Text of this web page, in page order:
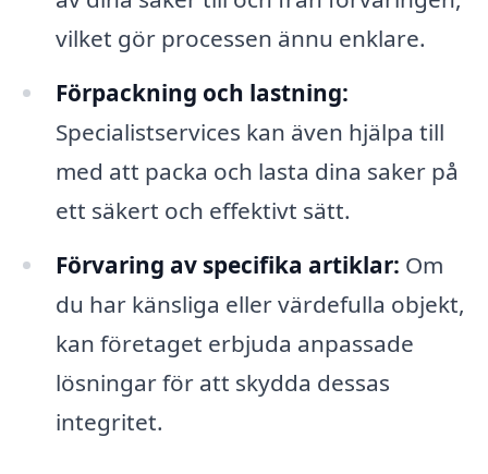
vilket gör processen ännu enklare.
Förpackning och lastning:
Specialistservices kan även hjälpa till
med att packa och lasta dina saker på
ett säkert och effektivt sätt.
Förvaring av specifika artiklar: Om
du har känsliga eller värdefulla objekt,
kan företaget erbjuda anpassade
lösningar för att skydda dessas
integritet.